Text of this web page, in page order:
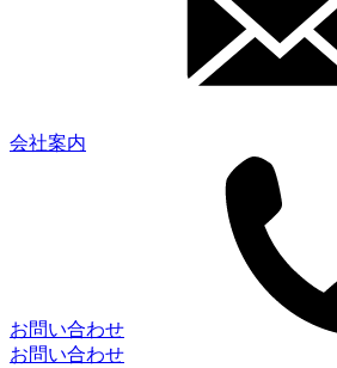
会社案内
お問い合わせ
お問い合わせ